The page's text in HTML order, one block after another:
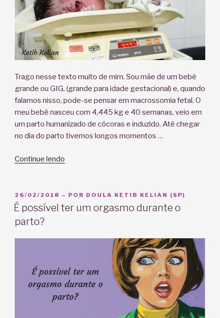
Trago nesse texto muito de mim. Sou mãe de um bebê
grande ou GIG, (grande para idade gestacional) e, quando
falamos nisso, pode-se pensar em macrossomia fetal. O
meu bebê nasceu com 4,445 kg e 40 semanas, veio em
um parto humanizado de cócoras e induzido. Até chegar
no dia do parto tivemos longos momentos …
Continue lendo
riscos
da
PUBLICADO
EM
26/02/2018 – POR DOULA KETIB KELIAN (SP)
É possível ter um orgasmo durante o
parto?